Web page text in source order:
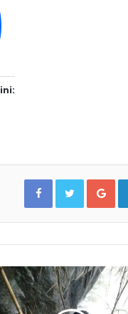
FacebookTwitter